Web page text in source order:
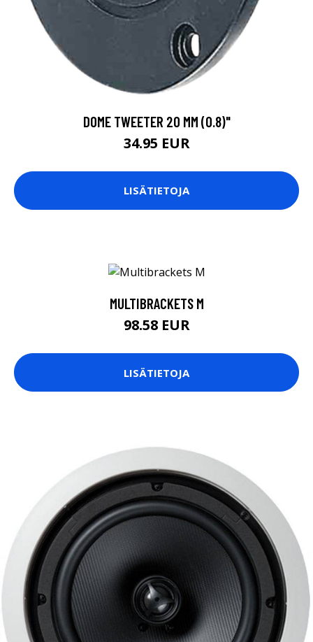
DOME TWEETER 20 MM (0.8)"
34.95 EUR
LISÄTIETOJA
MULTIBRACKETS M
98.58 EUR
LISÄTIETOJA